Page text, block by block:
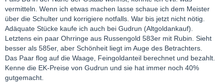
vermitteln. Wenn ich etwas machen lasse schaue ich dem Meister
über die Schulter und korrigiere notfalls. War bis jetzt nicht nötig.
Adäquate Stücke kaufe ich auch bei Gudrun (Altgoldankauf).
Letztens ein paar Ohrringe aus Russengold 583er mit Rubin. Sieht
besser als 585er, aber Schönheit liegt im Auge des Betrachters.
Das Paar flog auf die Waage, Feingoldanteil berechnet und bezahlt.
Kenne die EK-Preise von Gudrun und sie hat immer noch 40%
gutgemacht.